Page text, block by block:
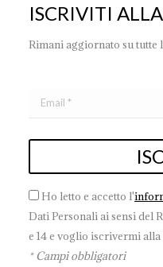
ISCRIVITI
Rimani aggiornato su tutte
Ho letto e accetto l'
Dati Personali ai sensi del
e 14 e voglio iscrivermi
* Campi obbligatori